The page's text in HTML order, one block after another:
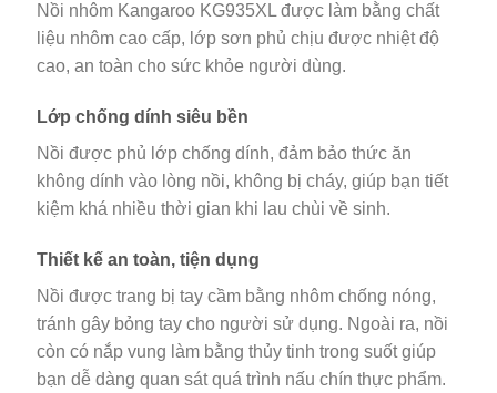
Nồi nhôm Kangaroo KG935XL được làm bằng chất
liệu nhôm cao cấp, lớp sơn phủ chịu được nhiệt độ
cao, an toàn cho sức khỏe người dùng.
Lớp chống dính siêu bền
Nồi được phủ lớp chống dính, đảm bảo thức ăn
không dính vào lòng nồi, không bị cháy, giúp bạn tiết
kiệm khá nhiều thời gian khi lau chùi về sinh.
Thiết kế an toàn, tiện dụng
Nồi được trang bị tay cầm bằng nhôm chống nóng,
tránh gây bỏng tay cho người sử dụng. Ngoài ra, nồi
còn có nắp vung làm bằng thủy tinh trong suốt giúp
bạn dễ dàng quan sát quá trình nấu chín thực phẩm.